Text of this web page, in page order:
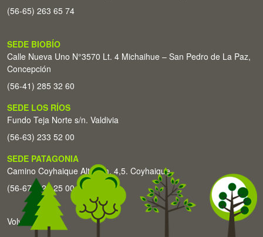
(56-65) 263 65 74
SEDE BIOBÍO
Calle Nueva Uno N°3570 Lt. 4 Michaihue – San Pedro de La Paz,
Concepción
(56-41) 285 32 60
SEDE LOS RÍOS
Fundo Teja Norte s/n. Valdivia
(56-63) 233 52 00
SEDE PATAGONIA
Camino Coyhaique Alto Km. 4,5. Coyhaique
(56-67) 226 25 00
Volver arriba